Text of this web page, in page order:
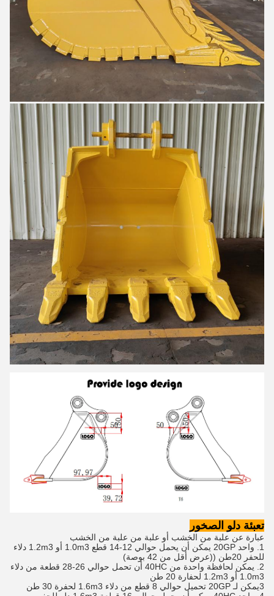
تعبئة دلو الصخور
عبارة عن علبة من الخشب أو علبة من علبة من الخشب
1. واحد 20GP يمكن أن يحمل حوالي 12-14 قطع 1.0m3 أو 1.2m3 دلاء
للحفر 20طن ((عرض أقل من 42 بوصة)
2. يمكن لحافظة واحدة من 40HC أن تحمل حوالي 26-28 قطعة من دلاء
1.0m3 أو 1.2m3 لحفارة 20 طن
3يمكن لـ 20GP تحميل حوالي 8 قطع من دلاء 1.6m3 لحفرة 30 طن